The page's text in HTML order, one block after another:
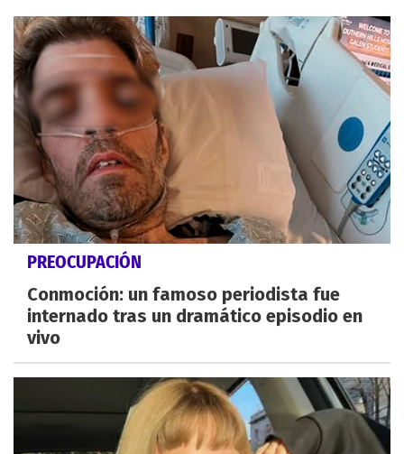
PREOCUPACIÓN
Conmoción: un famoso periodista fue
internado tras un dramático episodio en
vivo